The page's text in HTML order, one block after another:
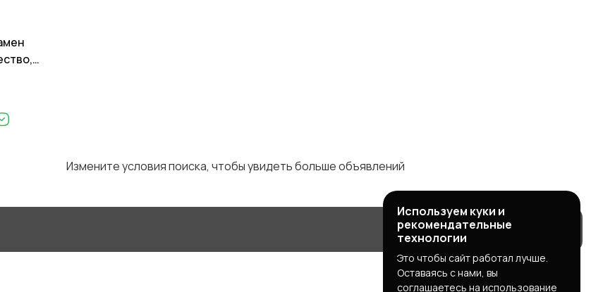
Измените условия поиска, чтобы увидеть больше объявлений
Используем куки и
рекомендательные
технологии
Это чтобы сайт работал лучше.
Оставаясь с нами, вы
соглашаетесь на использование